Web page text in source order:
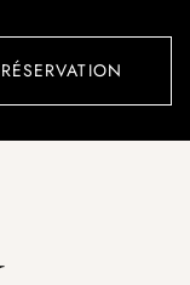
RÉSERVATION